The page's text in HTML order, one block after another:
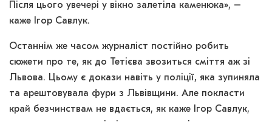
Після цього увечері у вікно залетіла каменюка», –
каже Ігор Савлук.
Останнім же часом журналіст постійно робить
сюжети про те, як до Тетієва звозиться сміття аж зі
Львова. Цьому є докази навіть у поліції, яка зупиняла
та арештовувала фури з Львівщини. Але покласти
край безчинствам не вдається, як каже Ігор Савлук,